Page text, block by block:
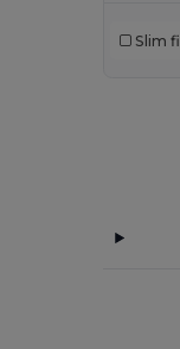
iDeal
Slim